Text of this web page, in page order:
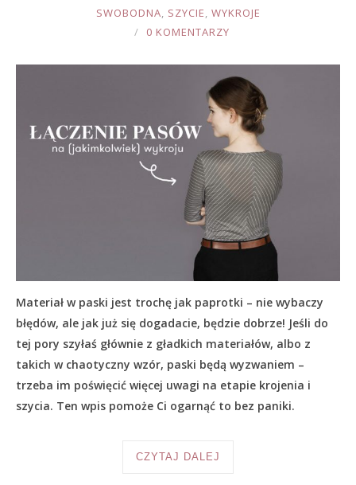
SWOBODNA, SZYCIE, WYKROJE
0 KOMENTARZY
Materiał w paski jest trochę jak paprotki – nie wybaczy
błędów, ale jak już się dogadacie, będzie dobrze! Jeśli do
tej pory szyłaś głównie z gładkich materiałów, albo z
takich w chaotyczny wzór, paski będą wyzwaniem –
trzeba im poświęcić więcej uwagi na etapie krojenia i
szycia. Ten wpis pomoże Ci ogarnąć to bez paniki.
CZYTAJ DALEJ